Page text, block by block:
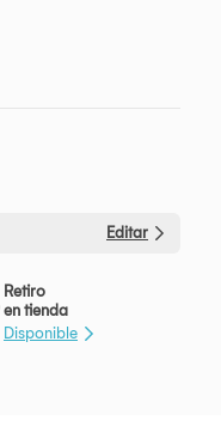
Editar
Retiro
en tienda
Disponible